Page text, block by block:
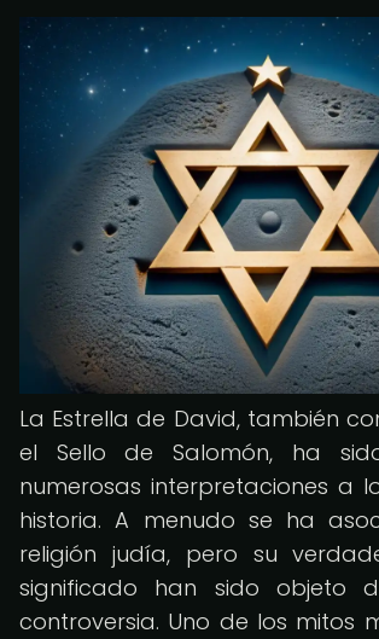
La Estrella de David, también
el Sello de Salomón, ha
numerosas interpretaciones a
historia. A menudo se ha
religión judía, pero su
significado han sido objeto
controversia. Uno de los mitos